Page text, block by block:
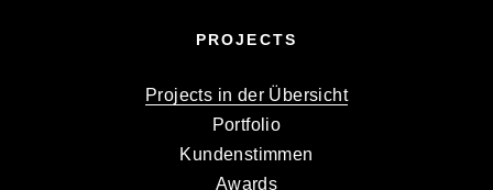
PROJECTS
Projects in der Übersicht
Portfolio
Kundenstimmen
Awards